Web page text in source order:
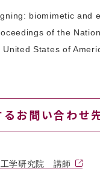
biomimetic and
of the
States of
お問い合わせ
学研究院 講師